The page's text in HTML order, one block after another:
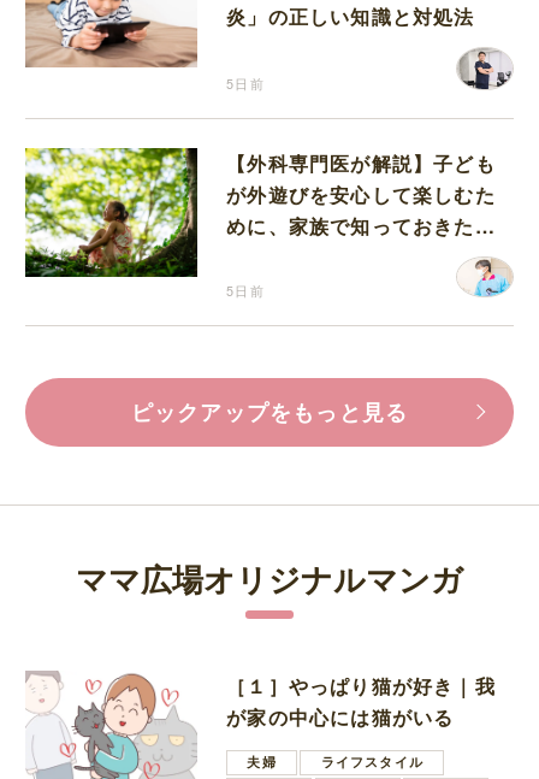
炎」の正しい知識と対処法
5日前
【外科専門医が解説】子ども
が外遊びを安心して楽しむた
めに、家族で知っておきたい
5日前
ピックアップをもっと見る
ママ広場オリジナルマンガ
［１］やっぱり猫が好き｜我
が家の中心には猫がいる
夫婦
ライフスタイル